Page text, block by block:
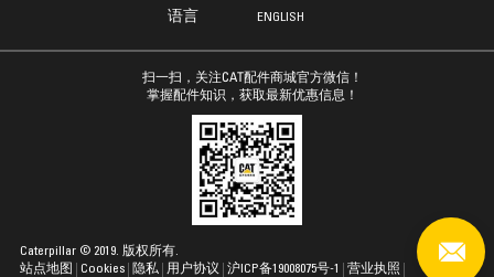
语言 ENGLISH
扫一扫，关注CAT配件商城官方微信！
掌握配件知识，获取最新优惠信息！
站点地图 Cookies 隐私 用户协议
Caterpillar © 2019. 版权所有.
沪ICP备19008075号-1
营业执照